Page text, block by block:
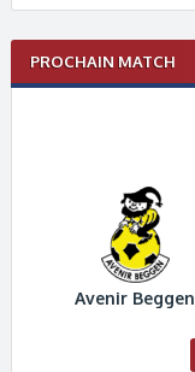
PROCHAIN MATCH
Avenir Beggen